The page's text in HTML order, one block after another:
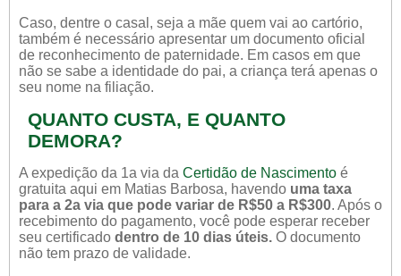
Caso, dentre o casal, seja a mãe quem vai ao cartório,
também é necessário apresentar um documento oficial
de reconhecimento de paternidade. Em casos em que
não se sabe a identidade do pai, a criança terá apenas o
seu nome na filiação.
QUANTO CUSTA, E QUANTO
DEMORA?
A expedição da 1a via da Certidão de Nascimento é
gratuita aqui em Matias Barbosa, havendo uma taxa
para a 2a via que pode variar de R$50 a R$300. Após o
recebimento do pagamento, você pode esperar receber
seu certificado dentro de 10 dias úteis. O documento
não tem prazo de validade.